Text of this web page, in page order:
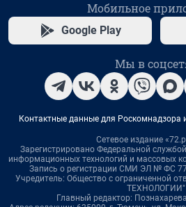
Мобильное
Google Play
Мы в
Контактные данные для Роскомнадзора
Сетевое издание
Зарегистрировано Федеральной
информационных технологий и массовых
Запись о регистрации СМИ ЭЛ № ФС
Учредитель: Общество с ограниченной
ТЕХНОЛОГИИ"
Главный редактор: